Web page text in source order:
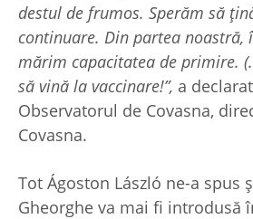
destul de frumos. Sperăm să
continuare. Din partea noastră,
mărim capacitatea de primire.
să vină la vaccinare!”, a
Observatorul de Covasna,
Covasna.
Tot Ágoston László ne-a spus
Gheorghe va mai fi introdusă